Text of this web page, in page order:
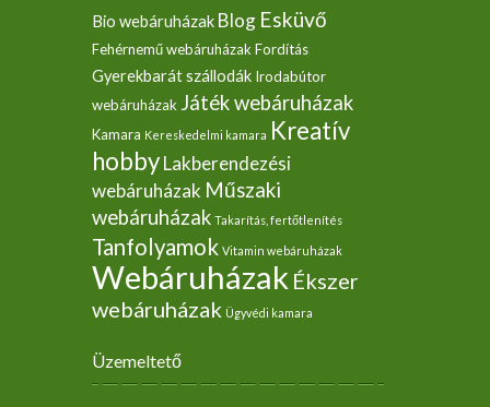
Bio webáruházak Blog Esküvő
Fehérnemű webáruházak Fordítás
Gyerekbarát szállodák Irodabútor
webáruházak Játék webáruházak
Kamara Kereskedelmi kamara Kreatív
hobbyLakberendezési
webáruházak Műszaki
webáruházak Takarítás, fertőtlenítés
Tanfolyamok Vitamin webáruházak
Webáruházak Ékszer
webáruházak Ügyvédi kamara
Üzemeltető